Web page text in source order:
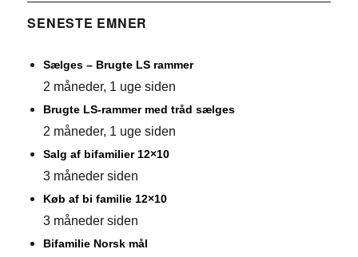
SENESTE EMNER
Sælges – Brugte LS rammer
2 måneder, 1 uge siden
Brugte LS-rammer med tråd sælges
2 måneder, 1 uge siden
Salg af bifamilier 12×10
3 måneder siden
Køb af bi familie 12×10
3 måneder siden
Bifamilie Norsk mål